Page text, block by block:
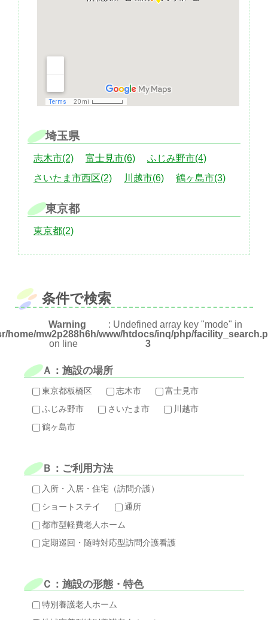
埼玉県
志木市(2) 富士見市(6)
ふじみ野市(4)
さいたま市西区(2)
川越市(6) 鶴ヶ島市(3)
東京都
東京都(2)
条件で検索
Warning
: Undefined array key "mode" in
home/mw2p288h6h/www/htdocs/inq/php/
on line
3
Ａ：施設の場所
東京都板橋区 志木市
富士見市
ふじみ野市
さいたま市
川越市
鶴ヶ島市
Ｂ：ご利用方法
入所・入居・住宅（訪問介護）
ショートステイ
通所
都市型軽費老人ホーム
定期巡回・随時対応型訪問介護看護
Ｃ：施設の形態・特色
特別養護老人ホーム